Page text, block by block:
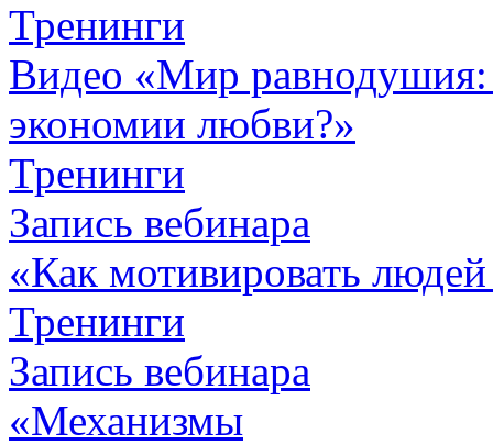
Тренинги
Видео «Мир равнодушия:
экономии любви?»
Тренинги
Запись вебинара
«Как мотивировать
Тренинги
Запись вебинара
«Механизмы